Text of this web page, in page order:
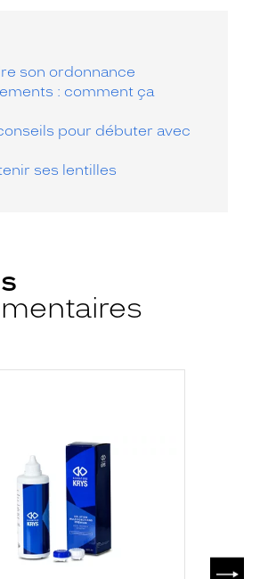
son ordonnance
: comment ça
pour débuter avec
ses lentilles